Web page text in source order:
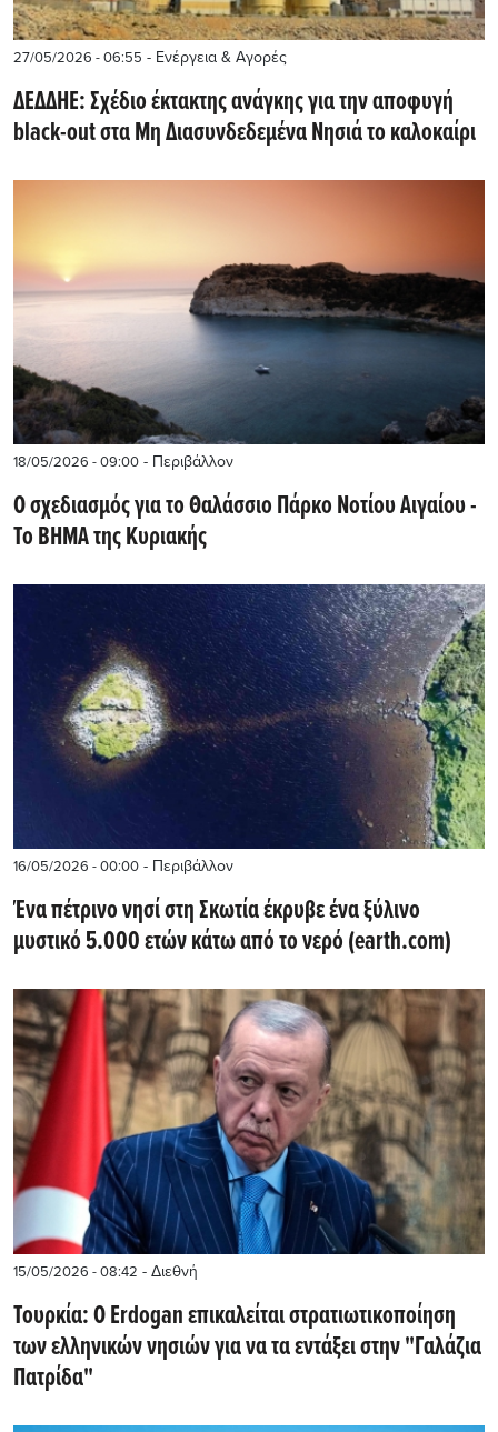
27/05/2026 - 06:55 - Ενέργεια & Αγορές
ΔΕΔΔΗΕ: Σχέδιο έκτακτης ανάγκης για την αποφυγή
black-out στα Μη Διασυνδεδεμένα Νησιά το καλοκαίρι
18/05/2026 - 09:00 - Περιβάλλον
O σχεδιασμός για το Θαλάσσιο Πάρκο Νοτίου Αιγαίου -
Το ΒΗΜΑ της Κυριακής
16/05/2026 - 00:00 - Περιβάλλον
Ένα πέτρινο νησί στη Σκωτία έκρυβε ένα ξύλινο
μυστικό 5.000 ετών κάτω από το νερό (earth.com)
15/05/2026 - 08:42 - Διεθνή
Τουρκία: Ο Erdogan επικαλείται στρατιωτικοποίηση
των ελληνικών νησιών για να τα εντάξει στην "Γαλάζια
Πατρίδα"